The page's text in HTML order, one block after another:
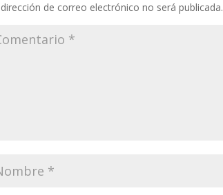
de correo electrónico no será publicada.